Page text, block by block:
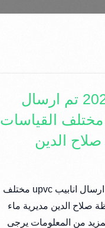
اليوم15-8-2022 تم ارسال
انابيب upvc مختلف القياسات
الدين
اليوم15-8-2022 تم ارسال انابيب upvc مختلف
صلاح الدين مديرية ماء
من المعلومات يرجى